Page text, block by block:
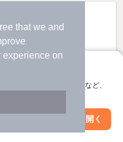
that we and
experience on
クお部屋探し
プ検索やお気に入り保存など、
アプリを開く
絞り込み条件を変更